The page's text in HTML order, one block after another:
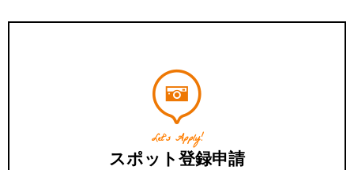
Let’s Apply!
スポット登録申請